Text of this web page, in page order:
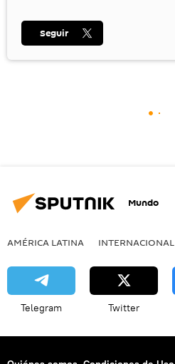
Seguir
Mundo
AMÉRICA LATINA INTERNACIONAL
Telegram Twitter